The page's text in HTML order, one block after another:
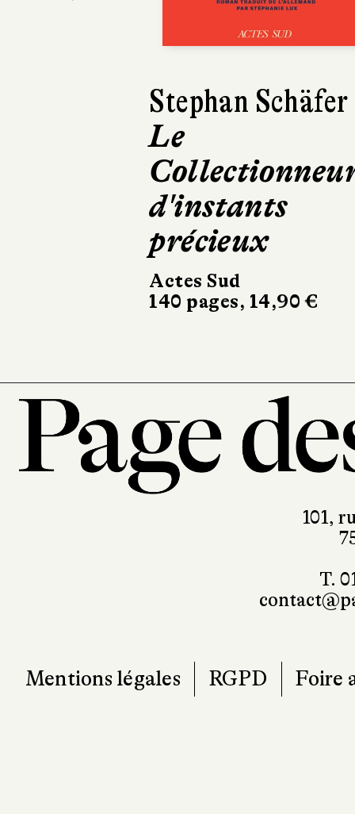
Emilia Petrakis
Bagarre
Les Avrils
224 pages, 20 €
T.
Foire